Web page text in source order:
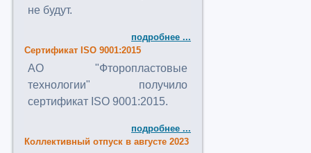
не будут.
подробнее ...
Сертификат ISO 9001:2015
АО "Фторопластовые
технологии" получило
сертификат ISO 9001:2015.
подробнее ...
Коллективный отпуск в августе 2023